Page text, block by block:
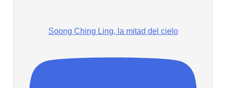
Soong Ching Ling, la mitad del cielo